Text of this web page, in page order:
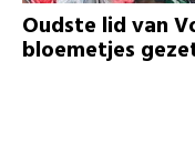
Oudste lid van
bloemetjes